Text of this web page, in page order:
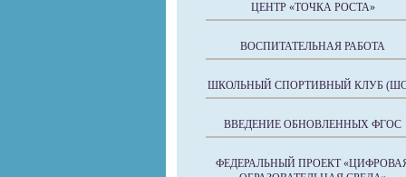
ЦЕНТР «ТОЧКА РОСТА»
ВОСПИТАТЕЛЬНАЯ РАБОТА
ШКОЛЬНЫЙ СПОРТИВНЫЙ КЛУБ
ВВЕДЕНИЕ ОБНОВЛЕННЫХ ФГОС
ФЕДЕРАЛЬНЫЙ ПРОЕКТ